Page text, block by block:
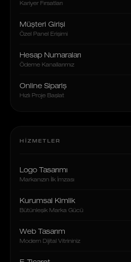
Kariyer Fırsatları
Müşteri Girişi
Özel Panel Erişimi
Hesap Numaraları
Ödeme Kanallarımız
Online Sipariş
Hızlı Proje Başlat
HIZMETLER
Logo Tasarımı
Markanızın İlk İmzası
Kurumsal Kimlik
Bütünleşik Marka Gücü
Web Tasarım
Modern Dijital Vitrininiz